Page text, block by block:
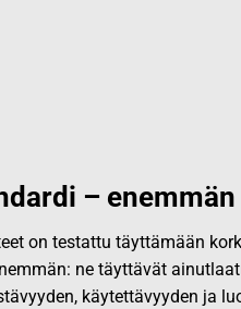
–
on testattu täyttämään
ne täyttävät
käytettävyyden ja